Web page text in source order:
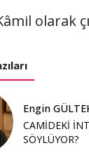
olarak
Engin
CAMİDEKİ
SÖYLÜYOR?